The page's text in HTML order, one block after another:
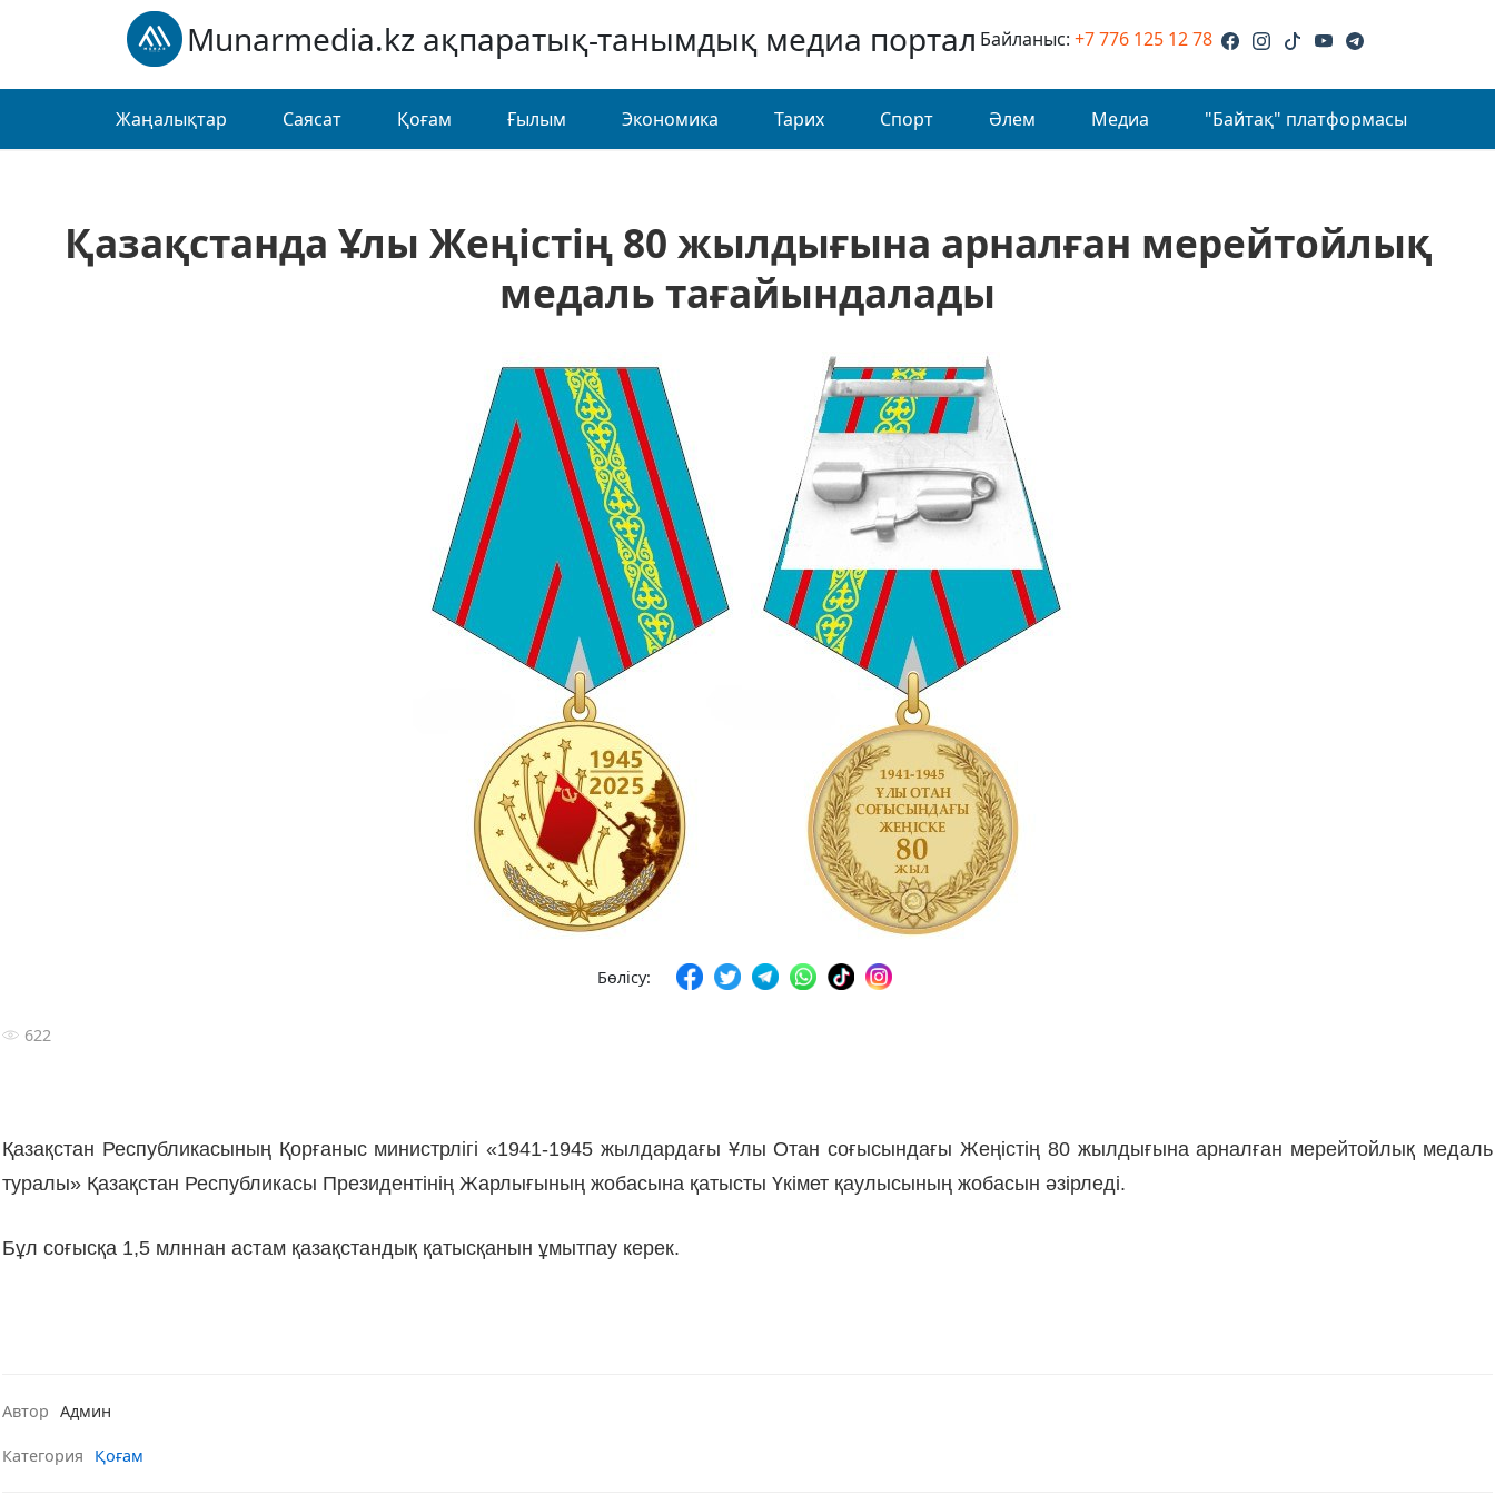
Munarmedia.kz ақпаратық-танымдық медиа портал Байланыс:+7 776 125 12 78
Жаңалықтар Саясат Қоғам Ғылым Экономика Тарих Спорт Әлем Медиа "Байтақ" платформасы
Қазақстанда Ұлы Жеңістің 80 жылдығына арналған мерейтойлық
медаль тағайындалады
Бөлісу:
622
Қазақстан Республикасының Қорғаныс министрлігі «1941-1945 жылдардағы Ұлы Отан соғысындағы Жеңістің 80 жылдығына арналған мерейтойлық медаль
туралы» Қазақстан Республикасы Президентінің Жарлығының жобасына қатысты Үкімет қаулысының жобасын әзірледі.
Бұл соғысқа 1,5 млннан астам қазақстандық қатысқанын ұмытпау керек.
Автор Админ
Категория Қоғам